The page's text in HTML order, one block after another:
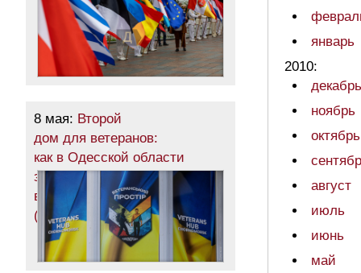
8 мая: Второй
дом для ветеранов:
как в Одесской области
защитникам помогают
вернуться к мирной жизни
(общество)
январь
2010:
декабрь
ноябрь
октябрь
август
июль
июнь
май